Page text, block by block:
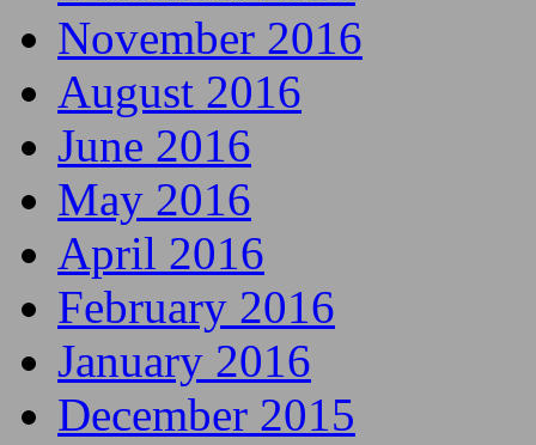
November 2016
August 2016
June 2016
May 2016
April 2016
February 2016
January 2016
December 2015